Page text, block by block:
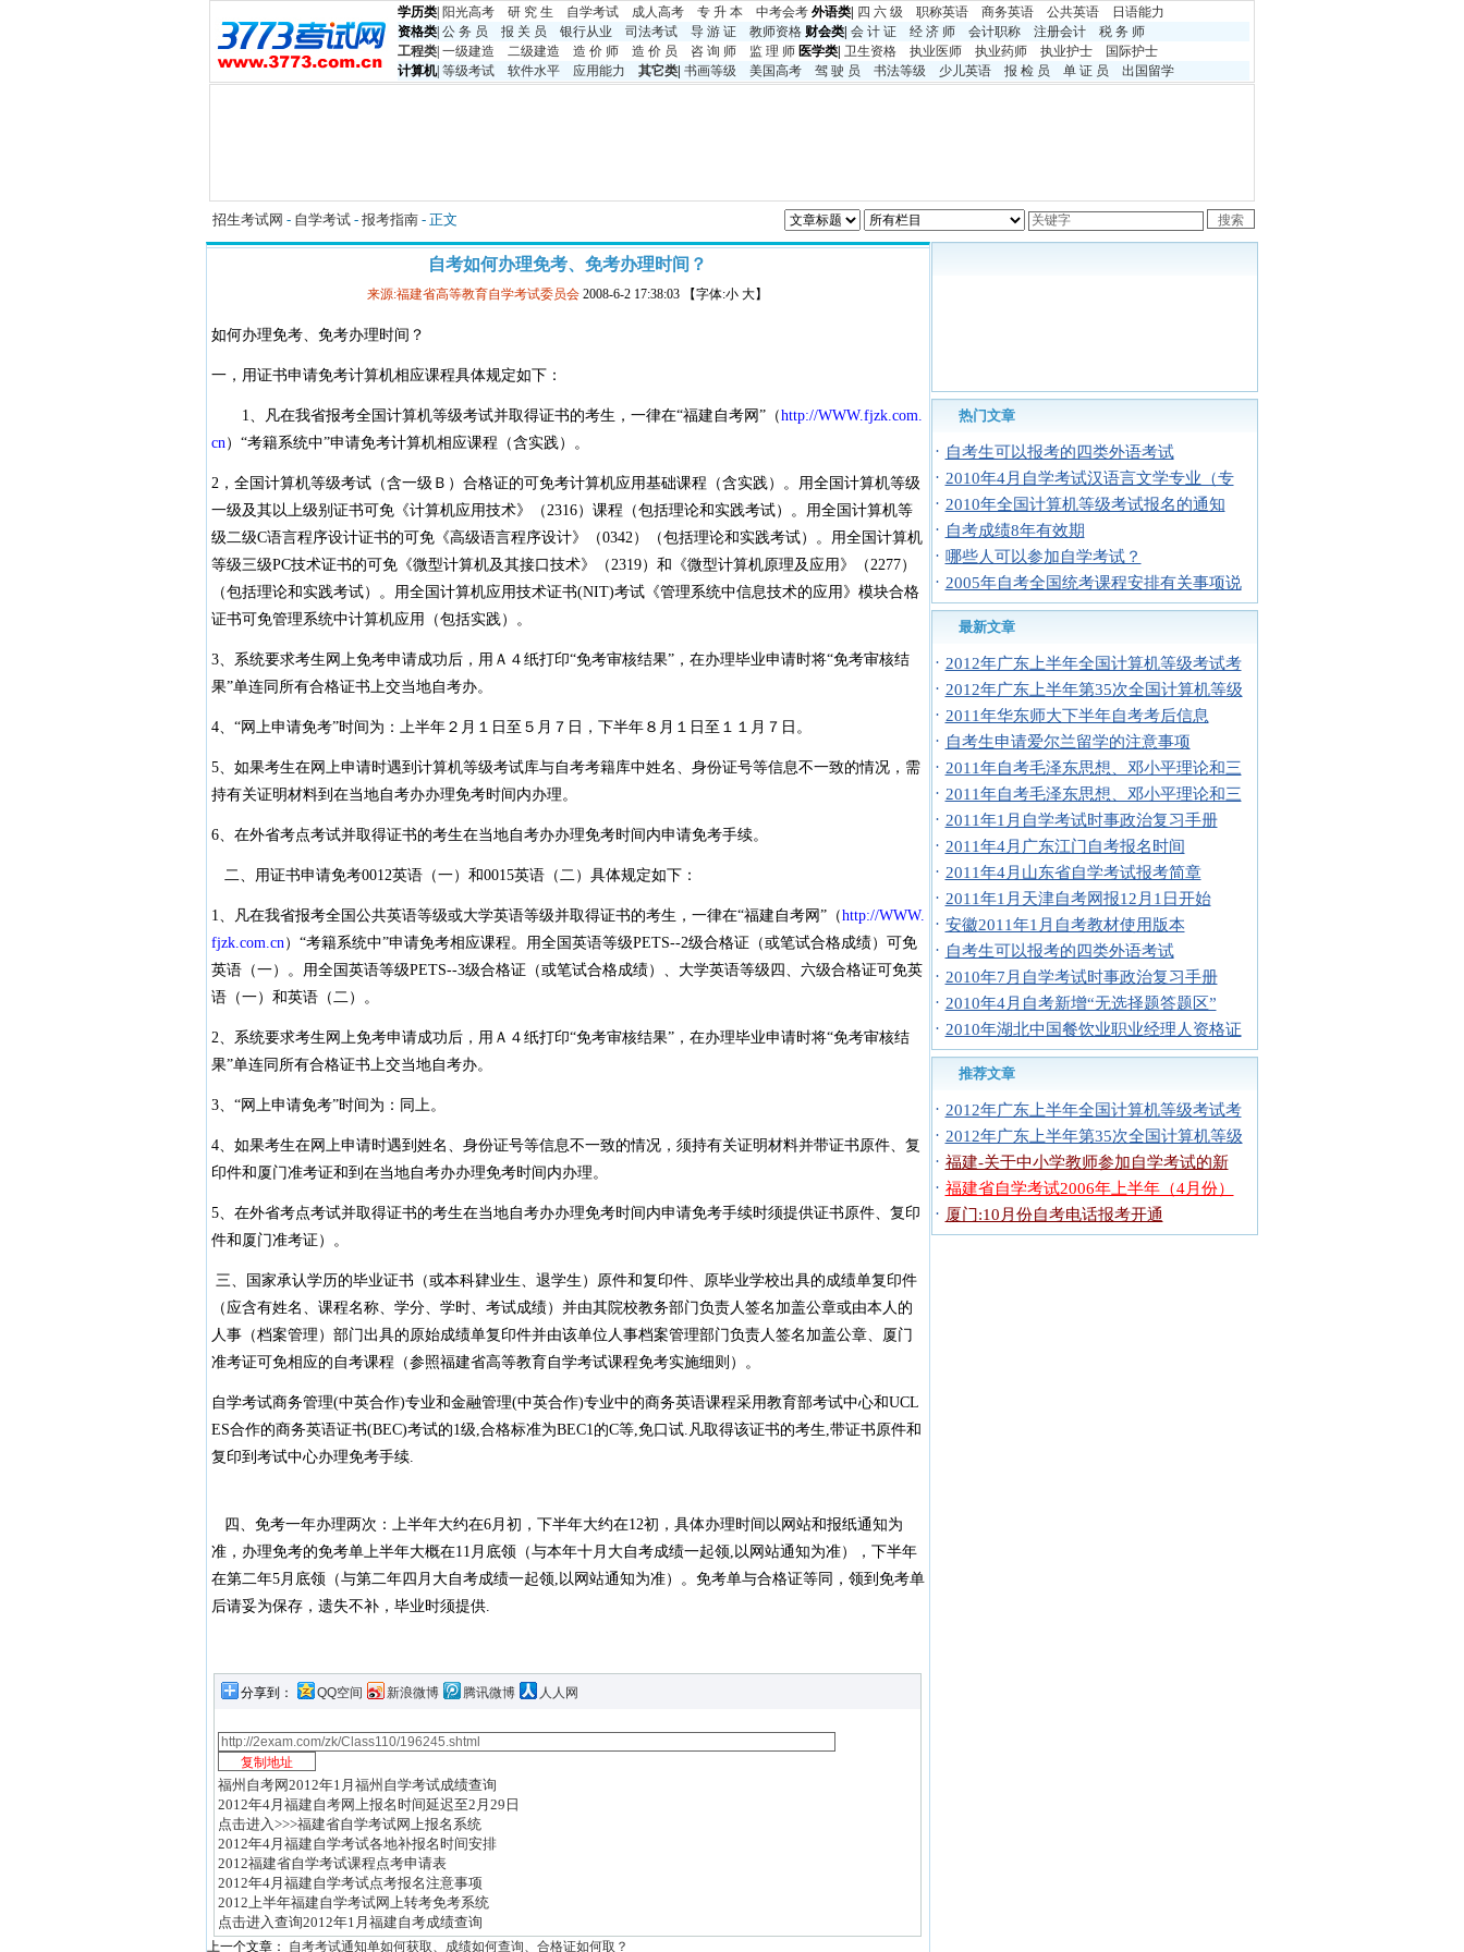
学历类 阳光高考 研 究 生 自学考试 成人高考 专 升 本 中考会考 外语类| 四 六 级 职称英语 商务英语 公共英语
日语能力
资格类 公 务 员 报 关 员 银行从业 司法考试 导 游 证 教师资格 财会类| 会 计 证 经 济 师 会计职称 注册会计
税 务 师
工程类 一级建造 二级建造 造 价 师 造 价 员 咨 询 师 监 理 师 医学类| 卫生资格 执业医师 执业药师 执业护士
国际护士
计算机| 等级考试 软件水平 应用能力 其它类 书画等级 美国高考 驾 驶 员 书法等级 少儿英语 报 检 员 单 证 员 出国留学
招生考试网 - 自学考试 - 报考指南 - 正文
自考如何办理免考、免考办理时间？
来源:福建省高等教育自学考试委员会 2008-6-2 17:38:03 【字体:小 大】
如何办理免考、免考办理时间？
一，用证书申请免考计算机相应课程具体规定如下：
1、凡在我省报考全国计算机等级考试并取得证书的考生，一律在“福建自考网”（http://WWW.fjzk.com.
cn）“考籍系统中”申请免考计算机相应课程（含实践）。
2，全国计算机等级考试（含一级Ｂ）合格证的可免考计算机应用基础课程（含实践）。用全国计算机等级
一级及其以上级别证书可免《计算机应用技术》（2316）课程（包括理论和实践考试）。用全国计算机等
级二级C语言程序设计证书的可免《高级语言程序设计》（0342）（包括理论和实践考试）。用全国计算机
等级三级PC技术证书的可免《微型计算机及其接口技术》（2319）和《微型计算机原理及应用》（2277）
（包括理论和实践考试）。用全国计算机应用技术证书(NIT)考试《管理系统中信息技术的应用》模块合格
证书可免管理系统中计算机应用（包括实践）。
3、系统要求考生网上免考申请成功后，用Ａ４纸打印“免考审核结果”，在办理毕业申请时将“免考审核结
果”单连同所有合格证书上交当地自考办。
4、“网上申请免考”时间为：上半年２月１日至５月７日，下半年８月１日至１１月７日。
5、如果考生在网上申请时遇到计算机等级考试库与自考考籍库中姓名、身份证号等信息不一致的情况，需
持有关证明材料到在当地自考办办理免考时间内办理。
6、在外省考点考试并取得证书的考生在当地自考办办理免考时间内申请免考手续。
二、用证书申请免考0012英语（一）和0015英语（二）具体规定如下：
1、凡在我省报考全国公共英语等级或大学英语等级并取得证书的考生，一律在“福建自考网”（http://WWW.
fjzk.com.cn）“考籍系统中”申请免考相应课程。用全国英语等级PETS--2级合格证（或笔试合格成绩）可免
英语（一）。用全国英语等级PETS--3级合格证（或笔试合格成绩）、大学英语等级四、六级合格证可免英
语（一）和英语（二）。
2、系统要求考生网上免考申请成功后，用Ａ４纸打印“免考审核结果”，在办理毕业申请时将“免考审核结
果”单连同所有合格证书上交当地自考办。
3、“网上申请免考”时间为：同上。
4、如果考生在网上申请时遇到姓名、身份证号等信息不一致的情况，须持有关证明材料并带证书原件、复
印件和厦门准考证和到在当地自考办办理免考时间内办理。
5、在外省考点考试并取得证书的考生在当地自考办办理免考时间内申请免考手续时须提供证书原件、复印
件和厦门准考证）。
三、国家承认学历的毕业证书（或本科肄业生、退学生）原件和复印件、原毕业学校出具的成绩单复印件
（应含有姓名、课程名称、学分、学时、考试成绩）并由其院校教务部门负责人签名加盖公章或由本人的
人事（档案管理）部门出具的原始成绩单复印件并由该单位人事档案管理部门负责人签名加盖公章、厦门
准考证可免相应的自考课程（参照福建省高等教育自学考试课程免考实施细则）。
自学考试商务管理(中英合作)专业和金融管理(中英合作)专业中的商务英语课程采用教育部考试中心和UCL
ES合作的商务英语证书(BEC)考试的1级,合格标准为BEC1的C等,免口试.凡取得该证书的考生,带证书原件和
复印到考试中心办理免考手续.
四、免考一年办理两次：上半年大约在6月初，下半年大约在12初，具体办理时间以网站和报纸通知为
准，办理免考的免考单上半年大概在11月底领（与本年十月大自考成绩一起领,以网站通知为准），下半年
在第二年5月底领（与第二年四月大自考成绩一起领,以网站通知为准）。免考单与合格证等同，领到免考单
后请妥为保存，遗失不补，毕业时须提供.
分享到： QQ空间 新浪微博 腾讯微博 人人网
福州自考网2012年1月福州自学考试成绩查询
2012年4月福建自考网上报名时间延迟至2月29日
点击进入>>>福建省自学考试网上报名系统
2012年4月福建自学考试各地补报名时间安排
2012福建省自学考试课程点考申请表
2012年4月福建自学考试点考报名注意事项
2012上半年福建自学考试网上转考免考系统
点击进入查询2012年1月福建自考成绩查询
上一个文章： 自考考试通知单如何获取、成绩如何查询、合格证如何取？
热门文章
· 自考生可以报考的四类外语考试
· 2010年4月自学考试汉语言文学专业（专
· 2010年全国计算机等级考试报名的通知
· 自考成绩8年有效期
· 哪些人可以参加自学考试？
· 2005年自考全国统考课程安排有关事项说
最新文章
· 2012年广东上半年全国计算机等级考试考
· 2012年广东上半年第35次全国计算机等级
· 2011年华东师大下半年自考考后信息
· 自考生申请爱尔兰留学的注意事项
· 2011年自考毛泽东思想、邓小平理论和三
· 2011年自考毛泽东思想、邓小平理论和三
· 2011年1月自学考试时事政治复习手册
· 2011年4月广东江门自考报名时间
· 2011年4月山东省自学考试报考简章
· 2011年1月天津自考网报12月1日开始
· 安徽2011年1月自考教材使用版本
· 自考生可以报考的四类外语考试
· 2010年7月自学考试时事政治复习手册
· 2010年4月自考新增“无选择题答题区”
· 2010年湖北中国餐饮业职业经理人资格证
推荐文章
· 2012年广东上半年全国计算机等级考试考
· 2012年广东上半年第35次全国计算机等级
· 福建-关于中小学教师参加自学考试的新
· 福建省自学考试2006年上半年（4月份）
· 厦门:10月份自考电话报考开通